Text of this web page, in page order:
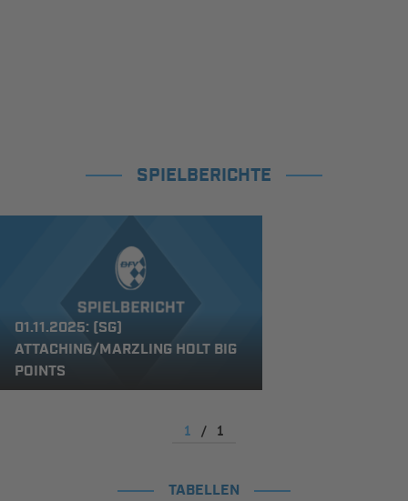
SPIELBERICHTE
01.11.2025: (SG)
ATTACHING/MARZLING HOLT BIG
POINTS
1 / 1
TABELLEN